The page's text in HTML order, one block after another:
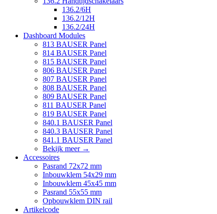
136.2/6H
136.2/12H
136.2/24H
Dashboard Modules
813 BAUSER Panel
814 BAUSER Panel
815 BAUSER Panel
806 BAUSER Panel
807 BAUSER Panel
808 BAUSER Panel
809 BAUSER Panel
811 BAUSER Panel
819 BAUSER Panel
840.1 BAUSER Panel
840.3 BAUSER Panel
841.1 BAUSER Panel
Bekijk meer →
Accessoires
Pasrand 72x72 mm
Inbouwklem 54x29 mm
Inbouwklem 45x45 mm
Pasrand 55x55 mm
Opbouwklem DIN rail
Artikelcode